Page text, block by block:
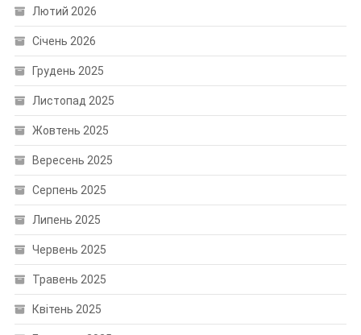
Лютий 2026
Січень 2026
Грудень 2025
Листопад 2025
Жовтень 2025
Вересень 2025
Серпень 2025
Липень 2025
Червень 2025
Травень 2025
Квітень 2025